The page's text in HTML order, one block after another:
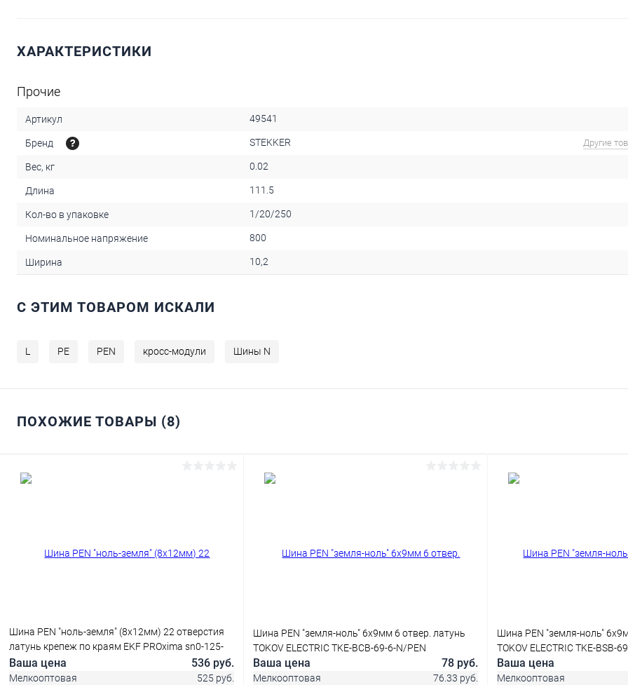
ХАРАКТЕРИСТИКИ
Прочие
Артикул 49541
Бренд STEKKER Другие
Вес, кг 0.02
Длина 111.5
Кол-во в упаковке 1/20/250
Номинальное напряжение 800
Ширина 10,2
C ЭТИМ ТОВАРОМ ИСКАЛИ
L PE PEN кросс-модули Шины N
ПОХОЖИЕ ТОВАРЫ (8)
Шина PEN "ноль-земля" (8х12мм) 22 отверстия
латунь крепеж по краям EKF PROxima sn0-125-
22-k
Ваша цена 536 руб.
Мелкооптовая 525 руб.
Шина PEN "земля-ноль" 6х9мм 6 отвер. латунь
TOKOV ELECTRIC TKE-BCB-69-6-N/PEN
Ваша цена 78 руб.
Мелкооптовая 76.33 руб.
Шина PEN "земля-ноль"
TOKOV ELECTRIC TKE-BSB-
Ваша цена
Мелкооптовая